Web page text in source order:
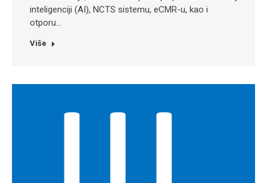
inteligenciji (AI), NCTS sistemu, eCMR-u, kao i
otporu…
Više